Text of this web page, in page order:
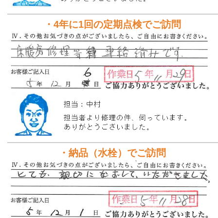
・4年に1回の定期点検でご訪問
・納品（水栓）でご訪問